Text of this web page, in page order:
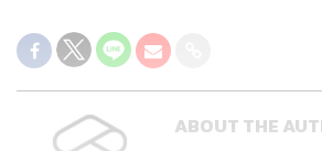
ABOUT THE